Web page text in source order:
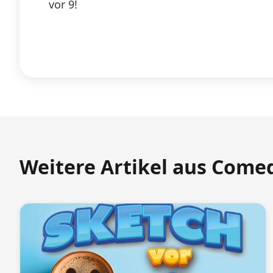
vor 9!
Weitere Artikel aus